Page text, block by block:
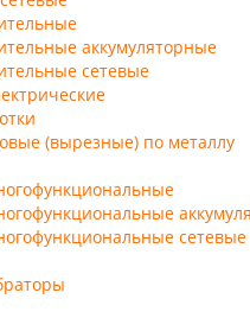
аккумуляторные
сетевые
(вырезные) по металлу
сетевые